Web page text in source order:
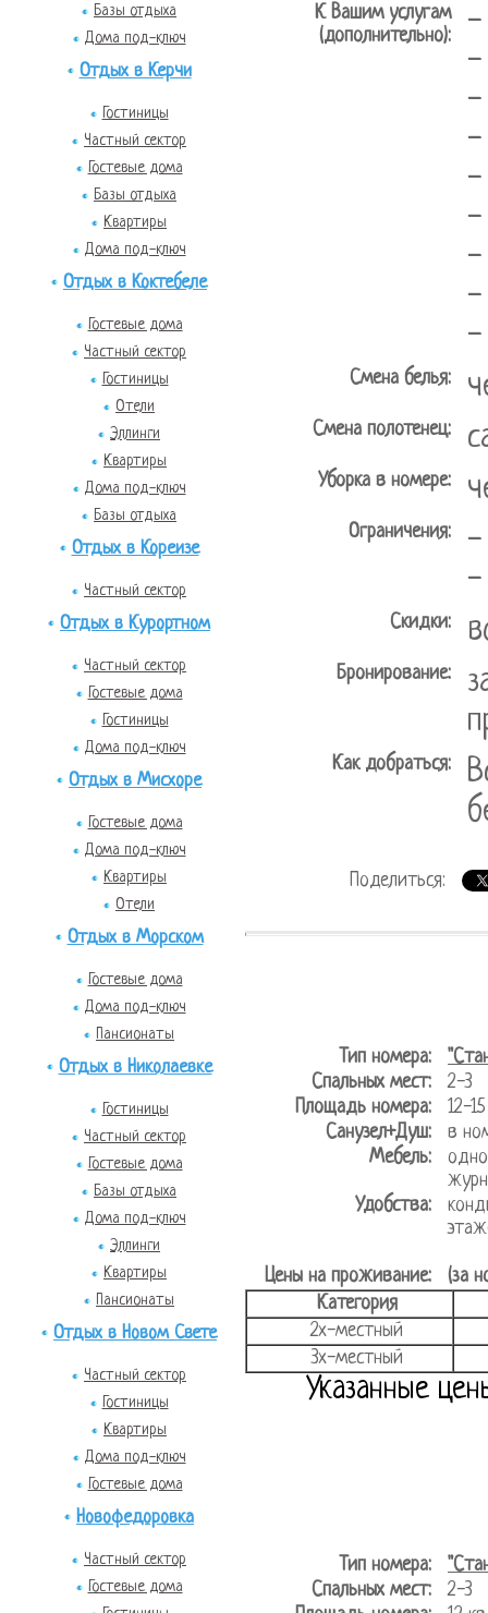
Базы отдыха
Дома под-ключ
Отдых в Керчи
Гостиницы
Частный сектор
Гостевые дома
Базы отдыха
Квартиры
Дома под-ключ
Отдых в Коктебеле
Гостевые дома
Частный сектор
Гостиницы
Отели
Эллинги
Квартиры
Дома под-ключ
Базы отдыха
Отдых в Кореизе
Частный сектор
Отдых в Курортном
Частный сектор
Гостевые дома
Гостиницы
Дома под-ключ
Отдых в Мисхоре
Гостевые дома
Дома под-ключ
Квартиры
Отели
Отдых в Морском
Гостевые дома
Дома под-ключ
Пансионаты
Отдых в Николаевке
Гостиницы
Частный сектор
Гостевые дома
Базы отдыха
Дома под-ключ
Эллинги
Квартиры
Пансионаты
Отдых в Новом Свете
Частный сектор
Гостиницы
Квартиры
Дома под-ключ
Гостевые дома
Новофедоровка
Частный сектор
Гостевые дома
К Вашим услугам
(дополнительно):
-
-
-
-
-
-
-
-
-
Смена белья:
Смена полотенец:
Уборка в номере:
Ограничения:
-
-
Скидки:
Бронирование:
Как добраться:
Поделиться:
Тип номера:
Спальных мест:
2-3
Площадь номера:
12-
Санузел+Душ:
в
Мебель:
Удобства:
Цены на проживание:
(за
Категория
2х-местный
3х-местный
Указанные
Тип номера:
Спальных мест:
2-3